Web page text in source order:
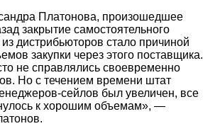
Платонова, произошедшее
закрытие самостоятельного
дистрибьюторов стало причиной
закупки через этого поставщика.
не справлялись своевременно
Но с течением времени штат
сейлов был увеличен, все
к хорошим объемам», —